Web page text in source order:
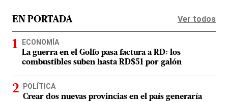
EN PORTADA Ver todos
ECONOMÍA
La guerra en el Golfo pasa factura a RD: los
combustibles suben hasta RD$51 por galón
POLÍTICA
Crear dos nuevas provincias en el país generaría